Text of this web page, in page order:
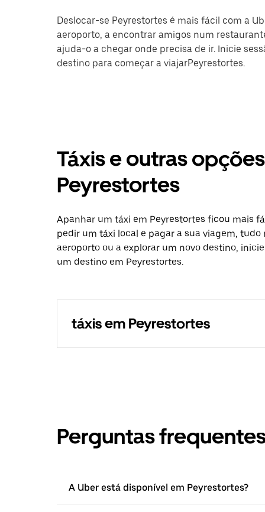
Deslocar-se Peyrestortes é mais fácil com a
aeroporto, a encontrar amigos num
ajuda-o a chegar onde precisa de ir. Inicie
destino para começar a viajarPeyrestortes.
Táxis e outras
Peyrestortes
Apanhar um táxi em Peyrestortes ficou mais
pedir um táxi local e pagar a sua viagem,
aeroporto ou a explorar um novo destino,
um destino em Peyrestortes.
táxis em Peyrestortes
Perguntas
A Uber está disponível em Peyrestortes?